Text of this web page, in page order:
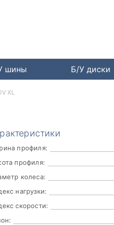
шины Б/У диски
профиля:
профиля:
колеса:
нагрузки:
скорости:
XL